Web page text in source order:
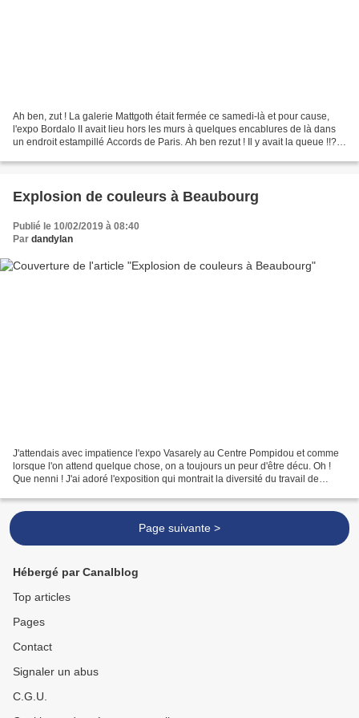
Ah ben, zut ! La galerie Mattgoth était fermée ce samedi-là et pour cause,
l'expo Bordalo II avait lieu hors les murs à quelques encablures de là dans
un endroit estampillé Accords de Paris. Ah ben rezut ! Il y avait la queue !!??
Explosion de couleurs à Beaubourg
Publié le 10/02/2019 à 08:40
Par dandylan
J'attendais avec impatience l'expo Vasarely au Centre Pompidou et comme
lorsque l'on attend quelque chose, on a toujours un peur d'être décu. Oh !
Que nenni ! J'ai adoré l'exposition qui montrait la diversité du travail de
Page suivante >
Hébergé par Canalblog
Top articles
Pages
Contact
Signaler un abus
C.G.U.